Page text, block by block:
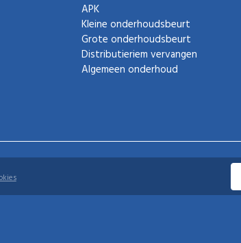
APK
Kleine onderhoudsbeurt
Grote onderhoudsbeurt
Distributieriem vervangen
Algemeen onderhoud